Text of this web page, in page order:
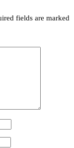
fields are marked